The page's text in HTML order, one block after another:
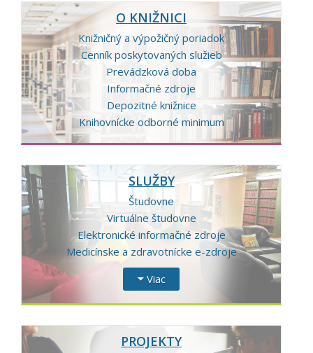
25
O KNIŽNICI
Knižničný a výpožičný poriadok
Cenník poskytovaných služieb
Prevádzková doba
Informačné zdroje
Depozitné knižnice
Knihovnícke odborné minimum
SLUŽBY
Študovne
Virtuálne študovne
Elektronické informačné zdroje
Medicínske a zdravotnícke e-zdroje
Viac
PROJEKTY